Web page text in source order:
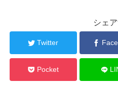
シェ
Twitter
Pocket